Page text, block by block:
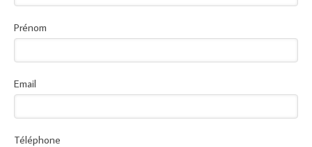
Prénom
Email
Téléphone